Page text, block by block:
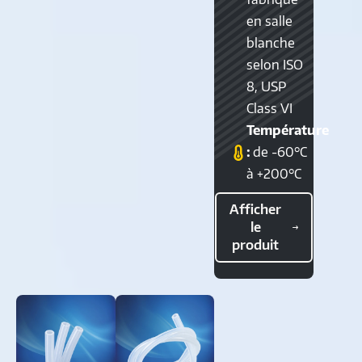
en salle
blanche
selon ISO
8, USP
Class VI
Température
:de -60°C
à +200°C
Afficher
le
produit